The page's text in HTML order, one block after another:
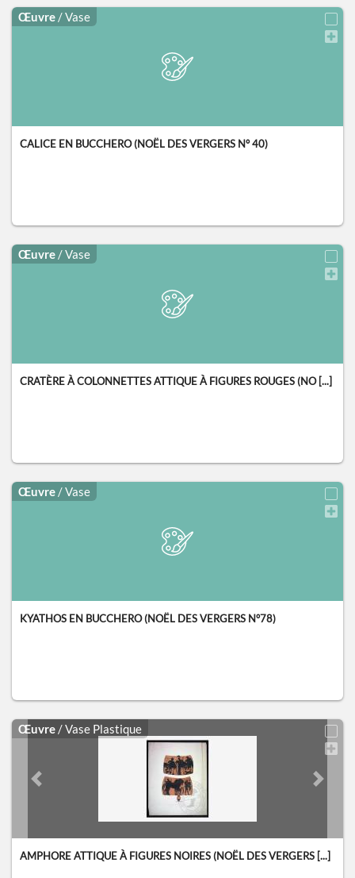
Œuvre / Vase
CALICE EN BUCCHERO (NOËL DES VERGERS N° 40)
Œuvre / Vase
CRATÈRE À COLONNETTES ATTIQUE À FIGURES ROUGES (NO [...]
Œuvre / Vase
KYATHOS EN BUCCHERO (NOËL DES VERGERS N°78)
Œuvre / Vase Plastique
Previous slide Next
AMPHORE ATTIQUE À FIGURES NOIRES (NOËL DES VERGERS [...]